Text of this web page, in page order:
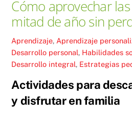
Cómo aprovechar
mitad de año sin
Aprendizaje, Aprendizaje
Desarrollo personal, Habilidades
Desarrollo integral, Estrategias
Actividades para
y disfrutar en familia